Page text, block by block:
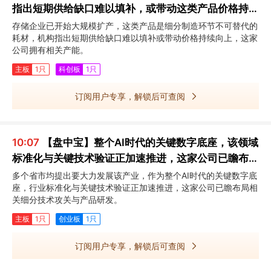
指出短期供给缺口难以填补，或带动这类产品价格持续
向上，这家公司拥有相关产能
存储企业已开始大规模扩产，这类产品是细分制造环节不可替代的
耗材，机构指出短期供给缺口难以填补或带动价格持续向上，这家
公司拥有相关产能。
主板 1只 科创板 1只
订阅用户专享，解锁后可查阅
10:07
【盘中宝】整个AI时代的关键数字底座，该领域
标准化与关键技术验证正加速推进，这家公司已瞻布局
相关细分技术攻关与产品研发
多个省市均提出要大力发展该产业，作为整个AI时代的关键数字底
座，行业标准化与关键技术验证正加速推进，这家公司已瞻布局相
关细分技术攻关与产品研发。
主板 1只 创业板 1只
订阅用户专享，解锁后可查阅